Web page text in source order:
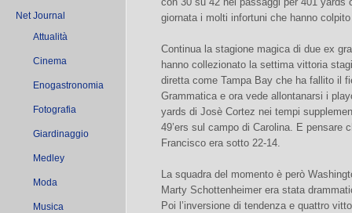
Net Journal
Attualità
Cinema
Enogastronomia
Fotografia
Giardinaggio
Medley
Moda
Musica
giornata i molti infortuni che hanno
Continua la stagione magica di due ex
hanno collezionato la settima vittoria
diretta come Tampa Bay che ha fallito il
Grammatica e ora vede allontanarsi i
yards di Josè Cortez nei tempi
49’ers sul campo di Carolina. E pensare
Francisco era sotto 22-14.
La squadra del momento è però
Marty Schottenheimer era stata
Poi l’inversione di tendenza e quattro